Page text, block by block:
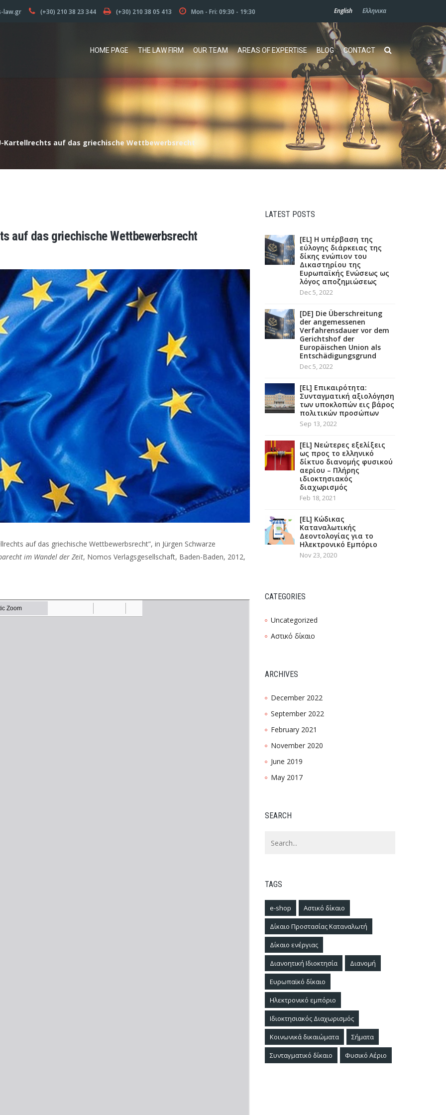
law.gr (+30) 210 38 23 344 (+30) 210 38 05 413 Mon - Fri: 09:30 - 19:30 English Ελληνικα
HOME PAGE THE LAW FIRM OUR TEAM AREAS OF EXPERTISE BLOG CONTACT
Kartellrechts auf das griechische Wettbewerbsrecht
auf das griechische Wettbewerbsrecht
auf das griechische Wettbewerbsrecht”, in Jürgen Schwarze
im Wandel der Zeit, Nomos Verlagsgesellschaft, Baden-Baden, 2012,
LATEST POSTS
[EL] Η υπέρβαση της
εύλογης διάρκειας της
δίκης ενώπιον του
Δικαστηρίου της
Ευρωπαϊκής Ενώσεως ως
λόγος αποζημιώσεως
Dec 5, 2022
[DE] Die Überschreitung
der angemessenen
Verfahrensdauer vor dem
Gerichtshof der
Europäischen Union als
Entschädigungsgrund
Dec 5, 2022
[EL] Επικαιρότητα:
Συνταγματική αξιολόγηση
των υποκλοπών εις βάρος
πολιτικών προσώπων
Sep 13, 2022
[EL] Νεώτερες εξελίξεις
ως προς το ελληνικό
δίκτυο διανομής φυσικού
αερίου – Πλήρης
ιδιοκτησιακός
διαχωρισμός
Feb 18, 2021
[EL] Κώδικας
Καταναλωτικής
Δεοντολογίας για το
Ηλεκτρονικό Εμπόριο
Nov 23, 2020
CATEGORIES
Uncategorized
Αστικό δίκαιο
ARCHIVES
December 2022
September 2022
February 2021
November 2020
June 2019
May 2017
SEARCH
TAGS
e-shop Αστικό δίκαιο
Δίκαιο Προστασίας Καταναλωτή
Δίκαιο ενέργιας
Διανοητική Ιδιοκτησία Διανομή
Ευρωπαϊκό δίκαιο
Ηλεκτρονικό εμπόριο
Ιδιοκτησιακός Διαχωρισμός
Κοινωνικά δικαιώματα Σήματα
Συνταγματικό δίκαιο Φυσικό Αέριο